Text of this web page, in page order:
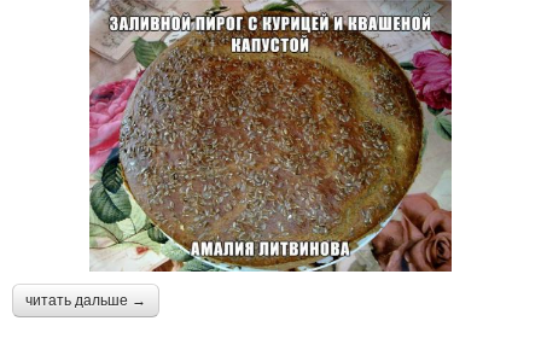
читать дальше →